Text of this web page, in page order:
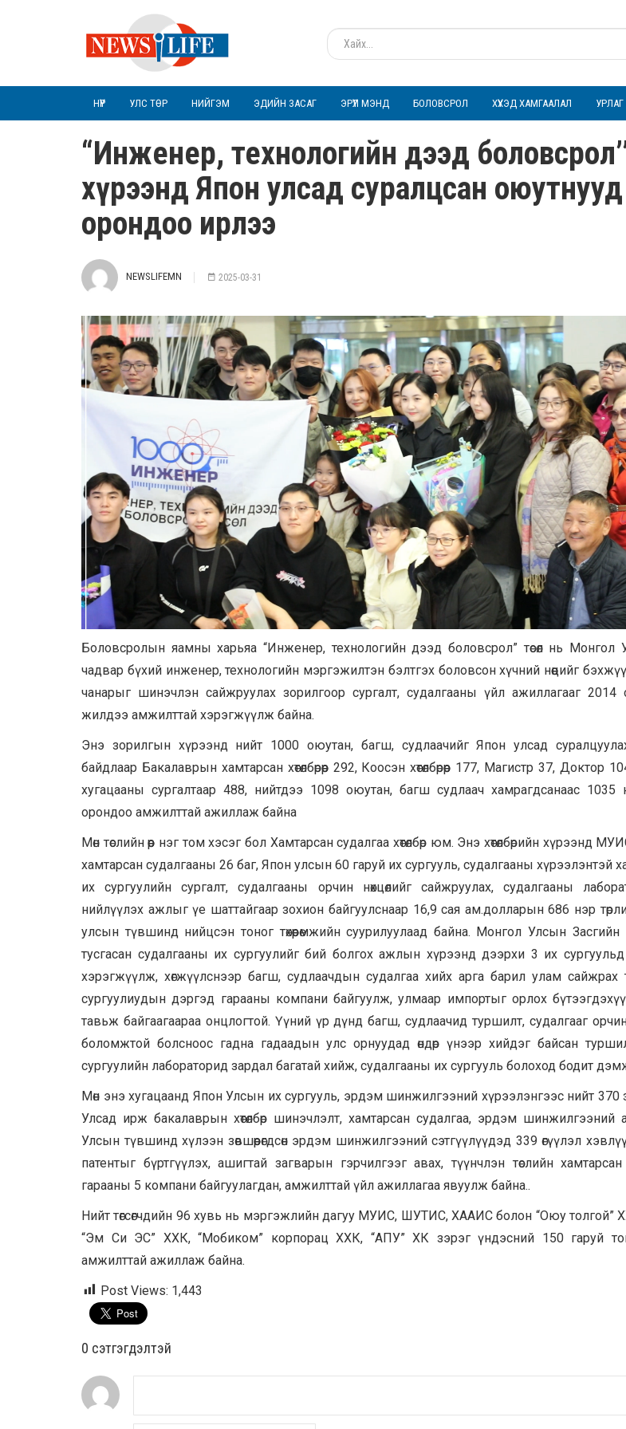
НҮҮР УЛС ТӨР НИЙГЭМ ЭДИЙН ЗАСАГ ЭРҮҮЛ МЭНД БОЛОВСРОЛ ХҮҮХЭД ХАМГААЛАЛ
“Инженер, технологийн дээд боловсрол’’
хүрээнд Япон улсад суралцсан
орондоо ирлээ
NEWSLIFEMN 2025-03-31
Боловсролын яамны харьяа “Инженер, технологийн дээд боловсрол” төсөл нь Монгол
чадвар бүхий инженер, технологийн мэргэжилтэн бэлтгэх боловсон хүчний нөөцийг
чанарыг шинэчлэн сайжруулах зорилгоор сургалт, судалгааны үйл ажиллагааг
жилдээ амжилттай хэрэгжүүлж байна.
Энэ зорилгын хүрээнд нийт 1000 оюутан, багш, судлаачийг Япон улсад суралцуулахаар
байдлаар Бакалаврын хамтарсан хөтөлбөрөөр 292, Коосэн хөтөлбөрөөр 177, Магистр 37, Доктор
хугацааны сургалтаар 488, нийтдээ 1098 оюутан, багш судлаач хамрагдсанаас 1035
орондоо амжилттай ажиллаж байна
Мөн төслийн өөр нэг том хэсэг бол Хамтарсан судалгаа хөтөлбөр юм. Энэ хөтөлбөрийн
хамтарсан судалгааны 26 баг, Япон улсын 60 гаруй их сургууль, судалгааны хүрээлэнтэй
их сургуулийн сургалт, судалгааны орчин нөхцөлийг сайжруулах, судалгааны
нийлүүлэх ажлыг үе шаттайгаар зохион байгуулснаар 16,9 сая ам.долларын 686 нэр
улсын түвшинд нийцсэн тоног төхөөрөмжийн суурилуулаад байна. Монгол Улсын Засгийн
тусгасан судалгааны их сургуулийг бий болгох ажлын хүрээнд дээрхи 3 их сургуульд
хэрэгжүүлж, хөгжүүлснээр багш, судлаачдын судалгаа хийх арга барил улам сайжрах
сургуулиудын дэргэд гарааны компани байгуулж, улмаар импортыг орлох
тавьж байгаагаараа онцлогтой. Үүний үр дүнд багш, судлаачид туршилт, судалгааг
боломжтой болсноос гадна гадаадын улс орнуудад өндөр үнээр хийдэг байсан
сургуулийн лабораторид зардал багатай хийж, судалгааны их сургууль болоход бодит
Мөн энэ хугацаанд Япон Улсын их сургууль, эрдэм шинжилгээний хүрээлэнгээс нийт 370
Улсад ирж бакалаврын хөтөлбөр шинэчлэлт, хамтарсан судалгаа, эрдэм
Улсын түвшинд хүлээн зөвшөөрөгдсөн эрдэм шинжилгээний сэтгүүлүүдэд 339 өгүүлэл
патентыг бүртгүүлэх, ашигтай загварын гэрчилгээг авах, түүнчлэн төслийн
гарааны 5 компани байгуулагдан, амжилттай үйл ажиллагаа явуулж байна..
Нийт төгсөгчдийн 96 хувь нь мэргэжлийн дагуу МУИС, ШУТИС, ХААИС болон “Оюу толгой”
“Эм Си ЭС” ХХК, “Мобиком” корпорац ХХК, “АПУ” ХК зэрэг үндэсний 150 гаруй
амжилттай ажиллаж байна.
Post Views: 1,443
0 cэтгэгдэлтэй